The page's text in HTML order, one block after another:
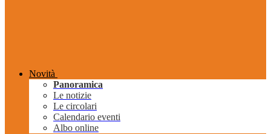
Novità
Panoramica
Le notizie
Le circolari
Calendario eventi
Albo online